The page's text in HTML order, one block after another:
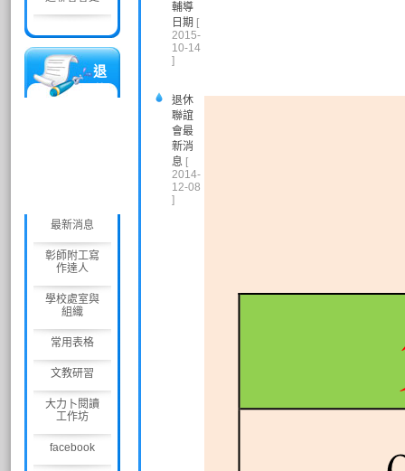
退
最新消息
彰師附工寫
作達人
學校處室與
組織
常用表格
文教研習
大力卜閱讀
工作坊
facebook
輔導
日期 [
2015-
10-14
]
退休
聯誼
會最
新消
息 [
2014-
12-08
]